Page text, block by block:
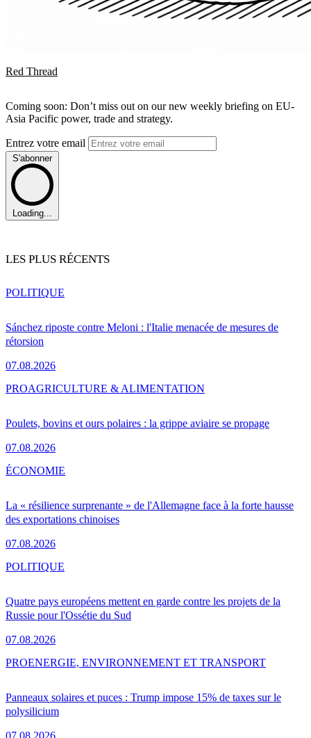
Red Thread
Coming soon: Don’t miss out on our new weekly briefing on EU-
Asia Pacific power, trade and strategy.
Entrez votre email
S'abonner
Loading...
LES PLUS RÉCENTS
Sánchez riposte contre Meloni : l'Italie menacée de mesures de
rétorsion
07.08.2026
POLITIQUE
Poulets, bovins et ours polaires : la grippe aviaire se propage
07.08.2026
PROAGRICULTURE & ALIMENTATION
La « résilience surprenante » de l'Allemagne face à la forte hausse
des exportations chinoises
07.08.2026
ÉCONOMIE
Quatre pays européens mettent en garde contre les projets de la
Russie pour l'Ossétie du Sud
07.08.2026
POLITIQUE
Panneaux solaires et puces : Trump impose 15% de taxes sur le
polysilicium
PROENERGIE, ENVIRONNEMENT ET TRANSPORT